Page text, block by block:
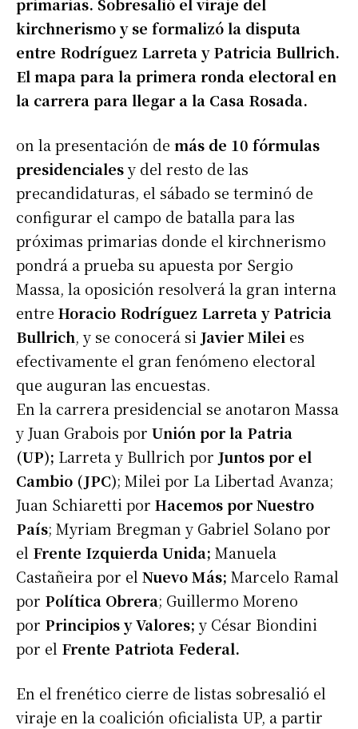
kirchnerismo y se formalizó la disputa
entre Rodríguez Larreta y Patricia Bullrich.
El mapa para la primera ronda electoral en
la carrera para llegar a la Casa Rosada.
on la presentación de más de 10 fórmulas
presidencialesy del resto de las
precandidaturas, el sábado se terminó de
configurar el campo de batalla para las
próximas primarias donde el kirchnerismo
pondrá a prueba su apuesta por Sergio
Massa, la oposición resolverá la gran interna
entre Horacio Rodríguez Larreta y Patricia
Bullrich, y se conocerá si Javier Milei es
efectivamente el gran fenómeno electoral
que auguran las encuestas.
En la carrera presidencial se anotaron Massa
y Juan Grabois por Unión por la Patria
(UP); Larreta y Bullrich por Juntos por el
Cambio (JPC); Milei por La Libertad Avanza;
Juan Schiaretti por Hacemos por Nuestro
País; Myriam Bregman y Gabriel Solano por
el Frente Izquierda Unida; Manuela
Castañeira por el Nuevo Más; Marcelo Ramal
por Política Obrera; Guillermo Moreno
por Principios y Valores; y César Biondini
por el Frente Patriota Federal.
En el frenético cierre de listas sobresalió el
viraje en la coalición oficialista UP, a partir